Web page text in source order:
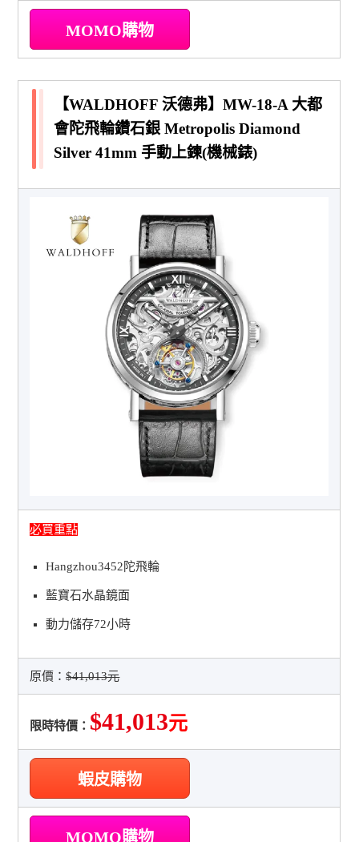
MOMO購物
【WALDHOFF 沃德弗】MW-18-A 大都
會陀飛輪鑽石銀 Metropolis Diamond
Silver 41mm 手動上鍊(機械錶)
必買重點
Hangzhou3452陀飛輪
藍寶石水晶鏡面
動力儲存72小時
原價：$41,013元
限時特價： $41,013元
蝦皮購物
MOMO購物